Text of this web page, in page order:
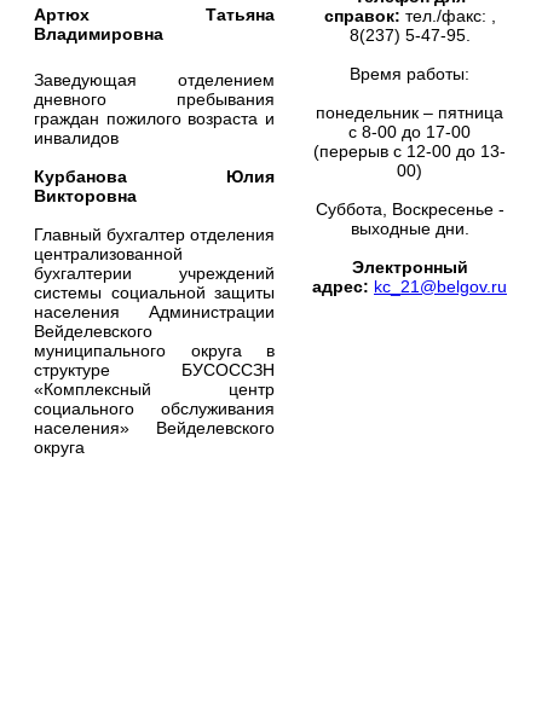
Артюх Татьяна
Владимировна
Заведующая отделением
дневного пребывания
граждан пожилого возраста и
инвалидов
Курбанова Юлия
Викторовна
Главный бухгалтер отделения
централизованной
бухгалтерии учреждений
системы социальной защиты
населения Администрации
Вейделевского
муниципального округа в
структуре БУСОССЗН
«Комплексный центр
социального обслуживания
населения» Вейделевского
округа
справок: тел./факс: ,
8(237) 5-47-95.
Время работы:
понедельник – пятница
с 8-00 до 17-00
(перерыв с 12-00 до 13-
00)
Суббота, Воскресенье -
выходные дни.
Электронный
адрес: kc_21@belgov.ru